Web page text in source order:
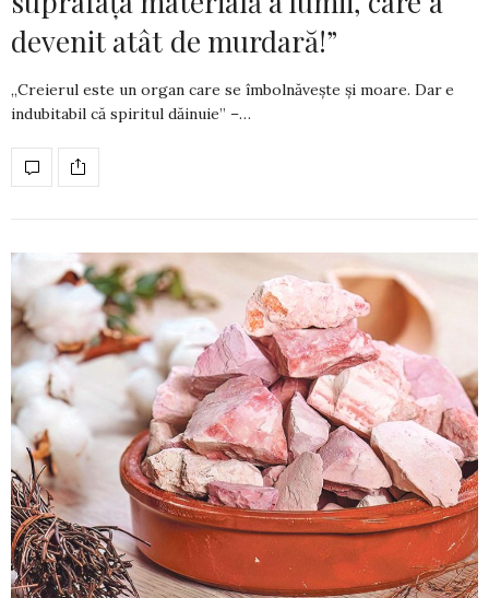
devenit atât de murdară!”
„Creierul este un organ care se îmbolnăvește și moare. Dar e
indubitabil că spiritul dăinuie” –…